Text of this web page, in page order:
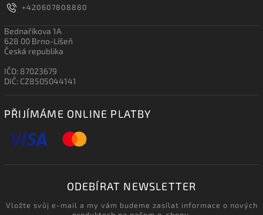
+420607808880
Bednaříkova 1A
628 00 Brno-Líšeň
Česká republika
IČO: 87023679
DIČ: CZ8505044141
PŘIJÍMÁME ONLINE PLATBY
ODEBÍRAT NEWSLETTER
Vložte svůj e-mail a my vám budeme zasílat informace o nových